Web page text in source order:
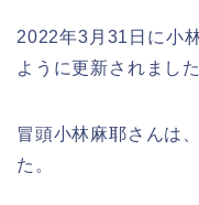
2022年3月31日に小
ように更新されました
冒頭小林麻耶さんは
た。